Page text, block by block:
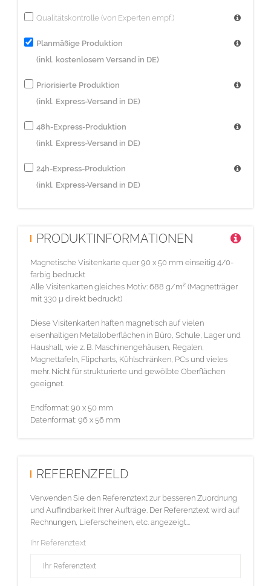
Qualitätskontrolle (von Experten empf.)
Planmäßige Produktion
(inkl. kostenlosem Versand in DE)
Priorisierte Produktion
(inkl. Express-Versand in DE)
48h-Express-Produktion
(inkl. Express-Versand in DE)
24h-Express-Produktion
(inkl. Express-Versand in DE)
PRODUKTINFORMATIONEN
Magnetische Visitenkarte quer 90 x 50 mm einseitig 4/0-
farbig bedruckt
Alle Visitenkarten gleiches Motiv: 688 g/m² (Magnetträger
mit 330 µ direkt bedruckt)
Diese Visitenkarten haften magnetisch auf vielen
eisenhaltigen Metalloberflächen in Büro, Schule, Lager und
Haushalt, wie z. B. Maschinengehäusen, Regalen,
Magnettafeln, Flipcharts, Kühlschränken, PCs und vieles
mehr. Nicht für strukturierte und gewölbte Oberflächen
geeignet.
Endformat: 90 x 50 mm
Datenformat: 96 x 56 mm
REFERENZFELD
Verwenden Sie den Referenztext zur besseren Zuordnung
und Auffindbarkeit Ihrer Aufträge. Der Referenztext wird auf
Rechnungen, Lieferscheinen, etc. angezeigt...
Ihr Referenztext